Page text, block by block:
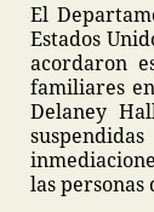
El
Estados
acordaron
familiares
Delaney
las personas